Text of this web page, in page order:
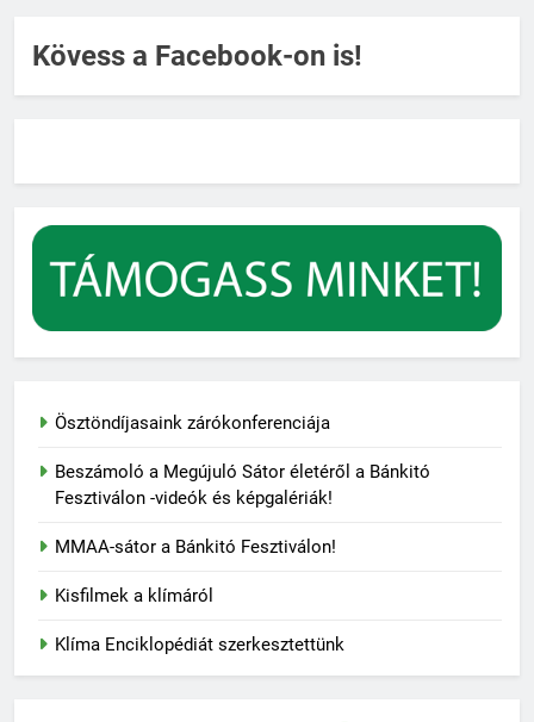
Kövess a Facebook-on is!
Ösztöndíjasaink zárókonferenciája
Beszámoló a Megújuló Sátor életéről a Bánkitó
Fesztiválon -videók és képgalériák!
MMAA-sátor a Bánkitó Fesztiválon!
Kisfilmek a klímáról
Klíma Enciklopédiát szerkesztettünk